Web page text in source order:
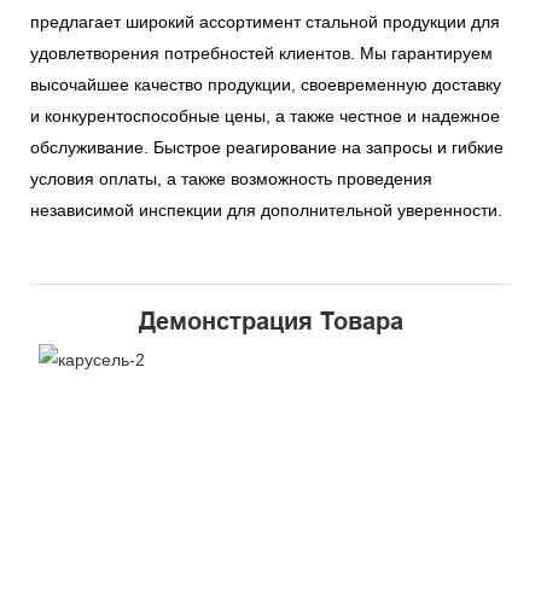
предлагает широкий ассортимент стальной продукции для
удовлетворения потребностей клиентов. Мы гарантируем
высочайшее качество продукции, своевременную доставку
и конкурентоспособные цены, а также честное и надежное
обслуживание. Быстрое реагирование на запросы и гибкие
условия оплаты, а также возможность проведения
независимой инспекции для дополнительной уверенности.
Демонстрация Товара